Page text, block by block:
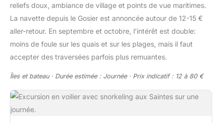
reliefs doux, ambiance de village et points de vue maritimes.
La navette depuis le Gosier est annoncée autour de 12-15 €
aller-retour. En septembre et octobre, l’intérêt est double:
moins de foule sur les quais et sur les plages, mais il faut
accepter des traversées parfois plus remuantes.
Îles et bateau · Durée estimée : Journée · Prix indicatif : 12 à 80 €